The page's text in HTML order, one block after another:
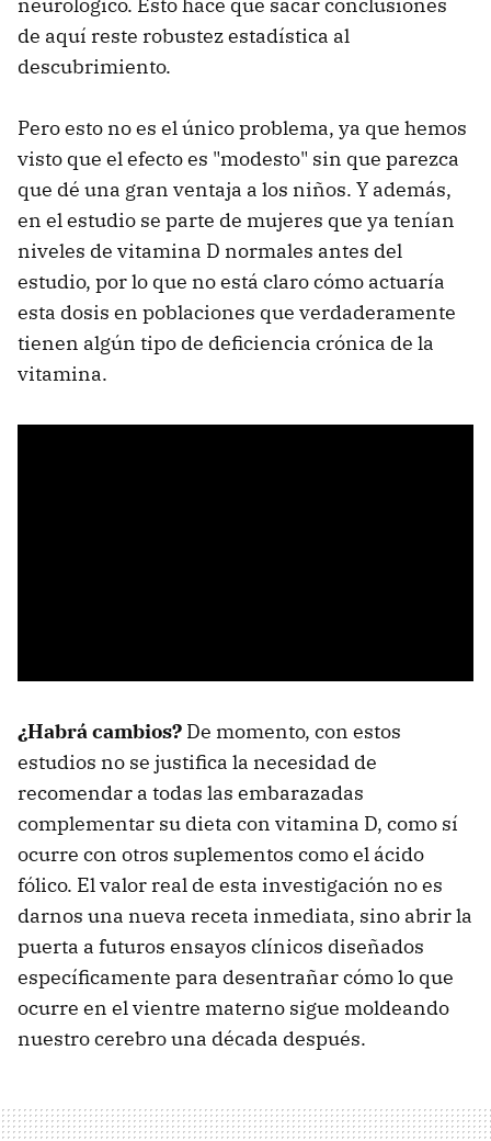
de aquí reste robustez estadística al
descubrimiento.
Pero esto no es el único problema, ya que hemos
visto que el efecto es "modesto" sin que parezca
que dé una gran ventaja a los niños. Y además,
en el estudio se parte de mujeres que ya tenían
niveles de vitamina D normales antes del
estudio, por lo que no está claro cómo actuaría
esta dosis en poblaciones que verdaderamente
tienen algún tipo de deficiencia crónica de la
vitamina.
¿Habrá cambios? De momento, con estos
estudios no se justifica la necesidad de
recomendar a todas las embarazadas
complementar su dieta con vitamina D, como sí
ocurre con otros suplementos como el ácido
fólico. El valor real de esta investigación no es
darnos una nueva receta inmediata, sino abrir la
puerta a futuros ensayos clínicos diseñados
específicamente para desentrañar cómo lo que
ocurre en el vientre materno sigue moldeando
nuestro cerebro una década después.